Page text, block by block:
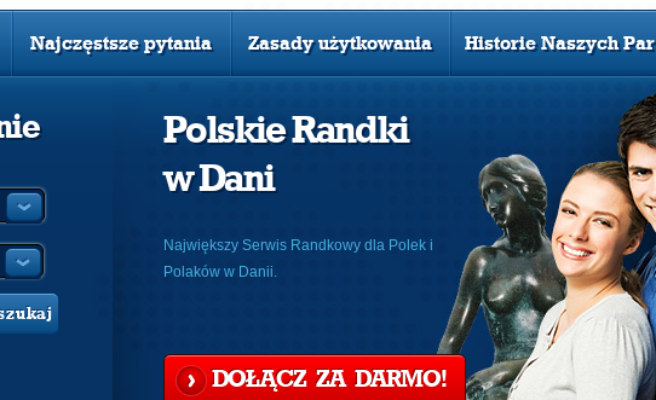
Najczęstsze pytania Zasady użytkowania Historie Naszych Par
Polskie Randki
w Dani
Największy Serwis Randkowy dla Polek i
Polaków w Danii.
DOŁĄCZ ZA DARMO!